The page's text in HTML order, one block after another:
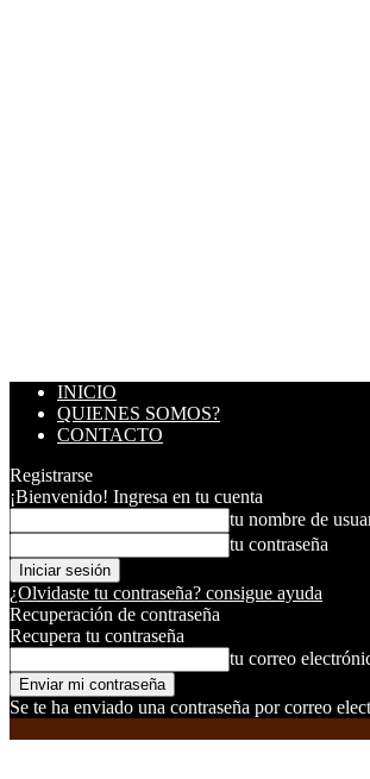
INICIO
QUIENES SOMOS?
CONTACTO
Registrarse
¡Bienvenido! Ingresa en tu cuenta
tu nombre de
tu contraseña
¿Olvidaste tu contraseña? consigue ayuda
Recuperación de contraseña
Recupera tu contraseña
tu correo
Se te ha enviado una contraseña por correo